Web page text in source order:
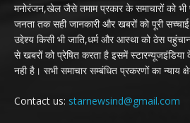
मनोरंजन,खेल जैसे तमाम प्रकार के समाचारों को भी
जनता तक सही जानकारी और खबरों को पूरी
उद्देश्य किसी भी जाति,धर्म और आस्था को ठेस
से खबरों को प्रेषित करता है इसमें स्टारन्यूजइंडिया
नही है। सभी समाचार सम्बंधित प्रकरणों का न्याय
Contact us: starnewsind@gmail.com